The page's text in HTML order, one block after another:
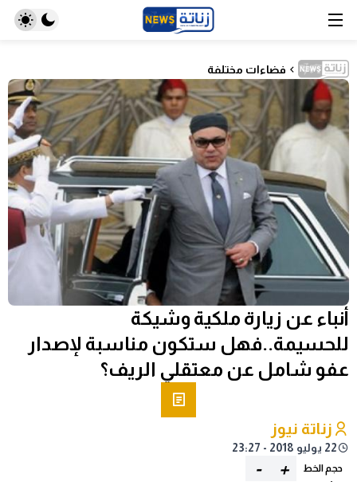
فضاءات مختلفة
أنباء عن زيارة ملكية وشيكة
للحسيمة..فهل ستكون مناسبة لإصدار
عفو شامل عن معتقلي الريف؟
زناتة نيوز
22 يوليو 2018 - 23:27
حجم الخط +
-